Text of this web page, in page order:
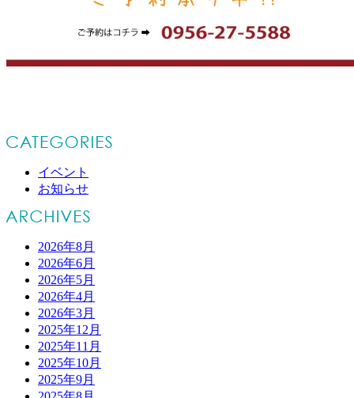
イベント
お知らせ
2026年8月
2026年6月
2026年5月
2026年4月
2026年3月
2025年12月
2025年11月
2025年10月
2025年9月